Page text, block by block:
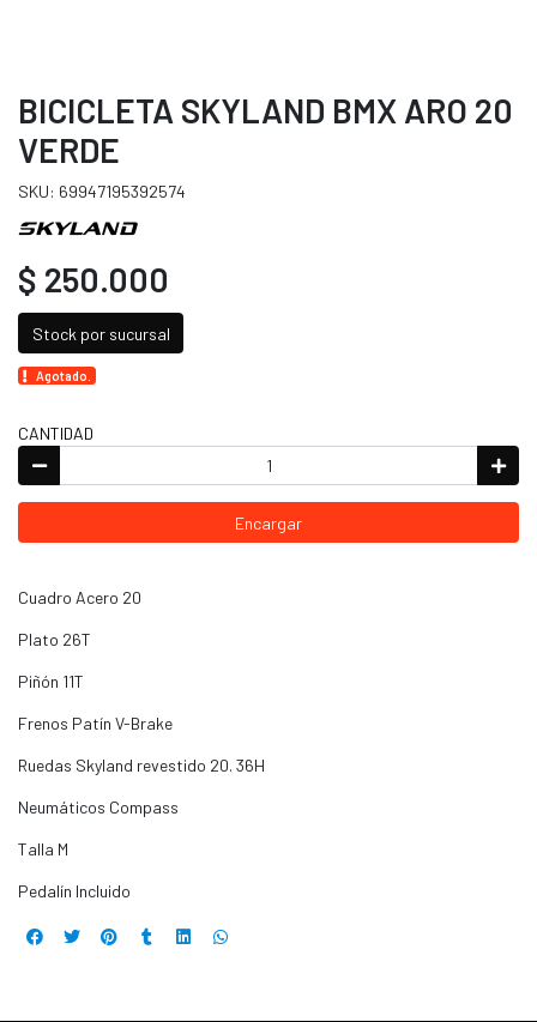
BICICLETA SKYLAND BMX ARO 20
VERDE
SKU: 69947195392574
$ 250.000
Stock por sucursal
Agotado.
CANTIDAD
Encargar
Cuadro Acero 20
Plato 26T
Piñón 11T
Frenos Patín V-Brake
Ruedas Skyland revestido 20. 36H
Neumáticos Compass
Talla M
Pedalín Incluido